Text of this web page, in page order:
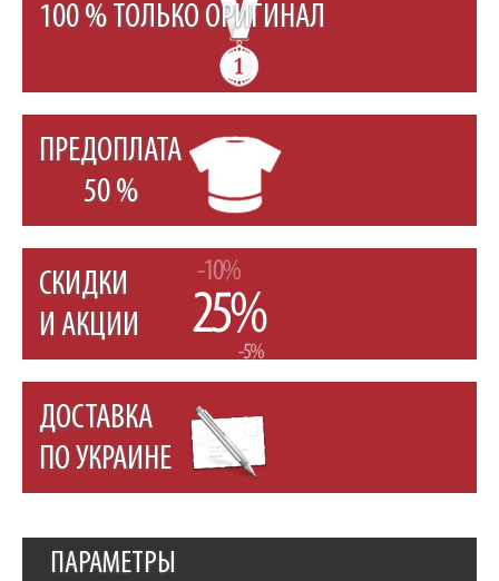
100 % ТОЛЬКО ОРИГИНАЛ
ПРЕДОПЛАТА
50 %
СКИДКИ
И АКЦИИ
ДОСТАВКА
ПО УКРАИНЕ
ПАРАМЕТРЫ